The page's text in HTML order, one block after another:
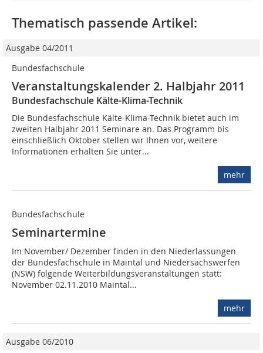
Thematisch passende Artikel:
Ausgabe 04/2011
Bundesfachschule
Veranstaltungskalender 2. Halbjahr 2011
Bundesfachschule Kälte-Klima-Technik
Die Bundesfachschule Kälte-Klima-Technik bietet auch im
zweiten Halbjahr 2011 Seminare an. Das Programm bis
einschließlich Oktober stellen wir Ihnen vor, weitere
Informationen erhalten Sie unter...
mehr
Bundesfachschule
Seminartermine
Im November/ Dezember finden in den Niederlassungen
der Bundesfachschule in Maintal und Niedersachswerfen
(NSW) folgende Weiterbildungsveranstaltungen statt:
November 02.11.2010 Maintal...
mehr
Ausgabe 06/2010